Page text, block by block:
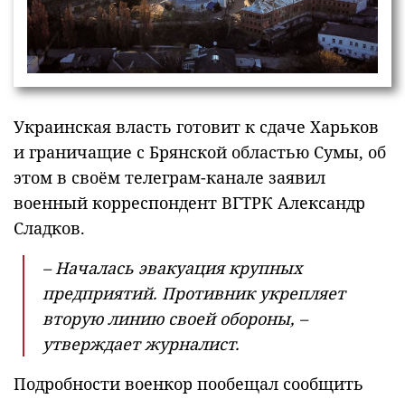
Украинская власть готовит к сдаче Харьков
и граничащие с Брянской областью Сумы, об
этом в своём телеграм-канале заявил
военный корреспондент ВГТРК Александр
Сладков.
– Началась эвакуация крупных
предприятий. Противник укрепляет
вторую линию своей обороны, –
утверждает журналист.
Подробности военкор пообещал сообщить